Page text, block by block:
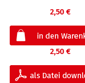
2,50 €
2,50 €